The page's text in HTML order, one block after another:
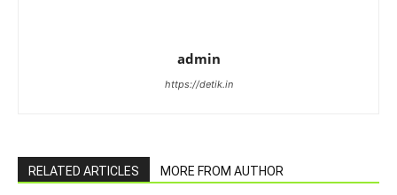
admin
https://detik.in
RELATED ARTICLES MORE FROM AUTHOR